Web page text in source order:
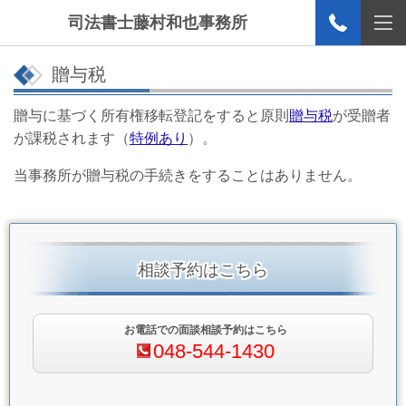
司法書士藤村和也事務所
贈与税
贈与に基づく所有権移転登記をすると原則 贈与税が受贈者
が課税されます（特例あり ）。
当事務所が贈与税の手続きをすることはありません。
相談予約はこちら
お電話での面談相談予約はこちら
048-544-1430